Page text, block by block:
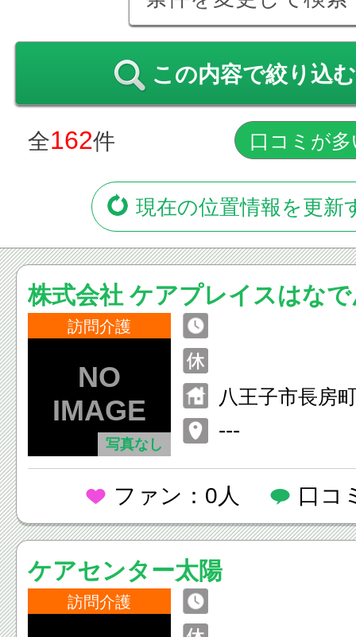
この内容で絞り込む
全162件
現在の位置情報を更新
株式会社 ケアプレイスはな
訪問介護
写真なし
八王子市長房
---
ファン：0人 口コ
ケアセンター太陽
訪問介護